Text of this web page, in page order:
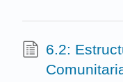
6.2: